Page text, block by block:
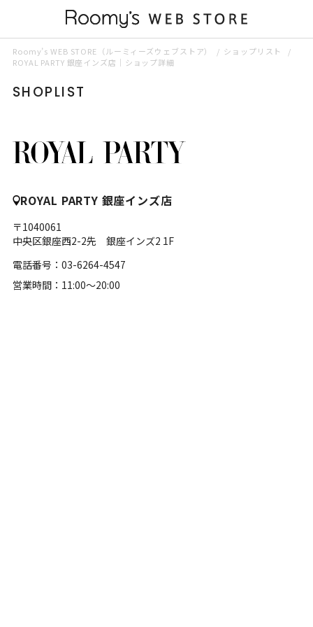
Roomy’s WEB STORE（ルーミィーズウェブストア）
ショップリスト
ROYAL PARTY 銀座インズ店｜ショップ詳細
SHOPLIST
ROYAL PARTY 銀座インズ店
〒1040061
中央区銀座西2-2先 銀座インズ2 1F
電話番号：03-6264-4547
営業時間：11:00～20:00